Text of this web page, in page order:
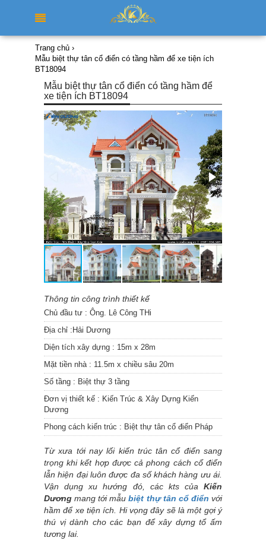
Trang chủ ›
Mẫu biệt thự tân cổ điển có tầng hầm để xe tiện ích
BT18094
Mẫu biệt thự tân cổ điển có tầng hầm để
xe tiện ích BT18094
Thông tin công trình thiết kế
Chủ đầu tư : Ông. Lê Công THi
Địa chỉ : Hải Dương
Diện tích xây dựng : 15m x 28m
Mặt tiền nhà : 11.5m x chiều sâu 20m
Số tầng : Biệt thự 3 tầng
Đơn vị thiết kế : Kiến Trúc & Xây Dựng Kiến
Dương
Phong cách kiến trúc : Biệt thự tân cổ điển Pháp
Từ xưa tới nay lối kiến trúc tân cổ điển sang
trọng khi kết hợp được cả phong cách cổ điển
lẫn hiện đại luôn được đa số khách hàng ưu ái.
Vận dụng xu hướng đó, các kts của Kiến
Dương mang tới mẫubiệt thự tân cổ điển với
hầm để xe tiện ích. Hi vọng đây sẽ là một gợi ý
thú vị dành cho các bạn để xây dựng tổ ấm
tương lai.